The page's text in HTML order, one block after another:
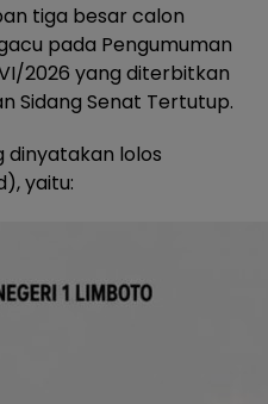
tiga besar calon
pada Pengumuman
2026 yang diterbitkan
Sidang Senat Tertutup.
dinyatakan lolos
yaitu: